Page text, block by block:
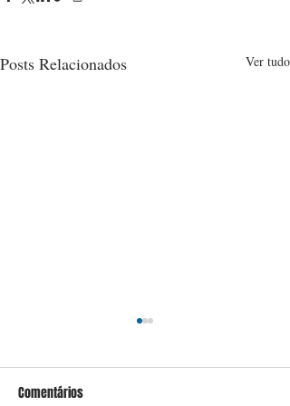
Posts Relacionados Ver tudo
Comentários